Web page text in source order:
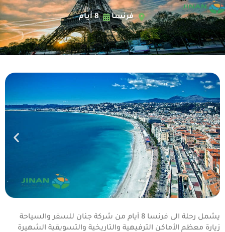
فرنسا 8 أيام
يشمل رحلة الى فرنسا 8 أيام من شركة جنان للسفر والسياحة
زيارة معظم الأماكن الترفيهية والتاريخية والتسويقية الشهيرة